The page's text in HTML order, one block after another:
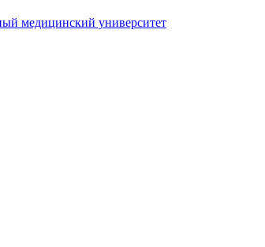
медицинский университет